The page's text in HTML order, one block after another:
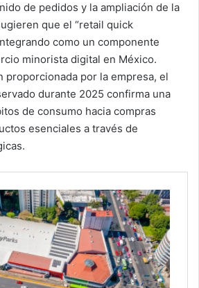
de pedidos y la ampliación de la
que el “retail quick
como un componente
minorista digital en México.
proporcionada por la empresa, el
durante 2025 confirma una
de consumo hacia compras
esenciales a través de